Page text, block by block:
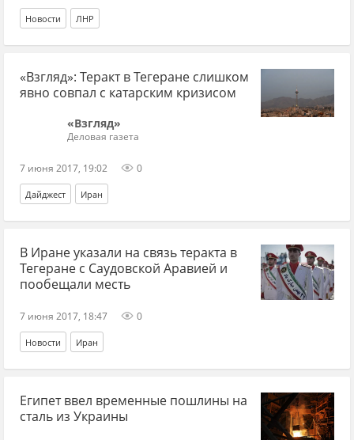
Новости ЛНР
«Взгляд»: Теракт в Тегеране слишком
явно совпал с катарским кризисом
«Взгляд»
Деловая газета
7 июня 2017, 19:02 0
Дайджест Иран
В Иране указали на связь теракта в
Тегеране с Саудовской Аравией и
пообещали месть
7 июня 2017, 18:47 0
Новости Иран
Египет ввел временные пошлины на
сталь из Украины